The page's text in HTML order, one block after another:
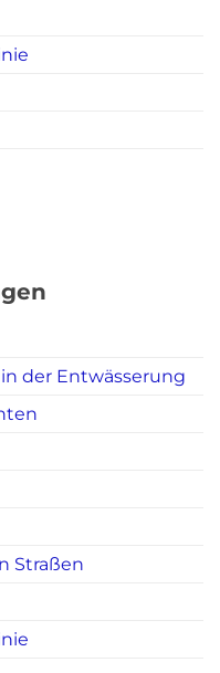
der Entwässerung
Straßen